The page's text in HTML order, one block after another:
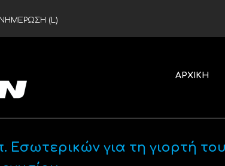
(L)
ΑΡΧΙΚΗ
Εσωτερικών για τη γιορτή